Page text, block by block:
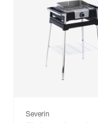
Severin